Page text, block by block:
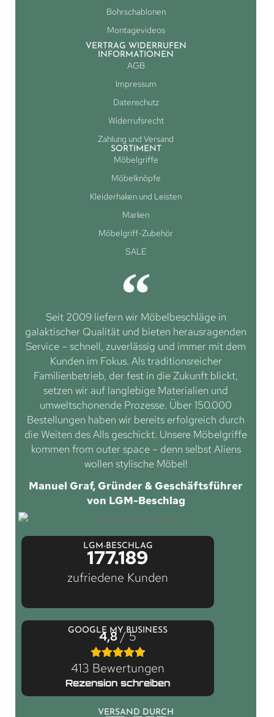
Bohrschablonen
Montagevideos
VERTRAG WIDERRUFEN
INFORMATIONEN
AGB
Impressum
Datenschutz
Widerrufsrecht
Zahlung und Versand
SORTIMENT
Möbelgriffe
Möbelknöpfe
Kleiderhaken und Leisten
Marken
Möbelgriff-Zubehör
SALE
Seit 2009 liefern wir Möbelbeschläge in
galaktischer Qualität und bieten herausragenden
Service – schnell, zuverlässig und immer mit dem
Kunden im Fokus. Als traditionsreicher
Familienbetrieb, der fest in die Zukunft blickt,
setzen wir auf langlebige Materialien und
umweltschonende Prozesse. Über 150.000
Bestellungen haben wir bereits erfolgreich durch
die Weiten des Alls geschickt. Unsere Möbelgriffe
kommen from outer space – denn selbst Aliens
wollen stylische Möbel!
Manuel Graf, Gründer & Geschäftsführer
von LGM-Beschlag
LGM-BESCHLAG
177.189
zufriedene Kunden
GOOGLE MY BUSINESS
4,8/ 5
413 Bewertungen
Rezension schreiben
VERSAND DURCH